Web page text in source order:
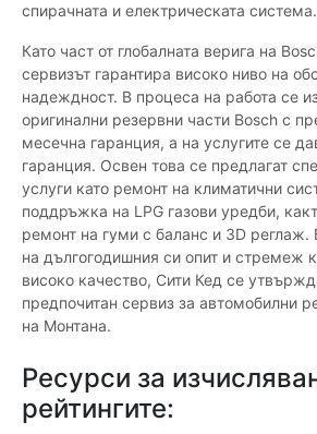
спирачната и електрическата система.
Като част от глобалната верига на
сервизът гарантира високо ниво на
надеждност. В процеса на работа се
оригинални резервни части Bosch с
месечна гаранция, а на услугите се
гаранция. Освен това се предлагат
услуги като ремонт на климатични
поддръжка на LPG газови уредби,
ремонт на гуми с баланс и 3D реглаж.
на дългогодишния си опит и стремеж
високо качество, Сити Кед се
предпочитан сервиз за автомобилни
на Монтана.
Ресурси за
рейтингите: